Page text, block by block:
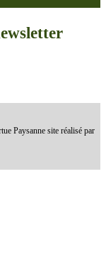
Paysanne site réalisé par